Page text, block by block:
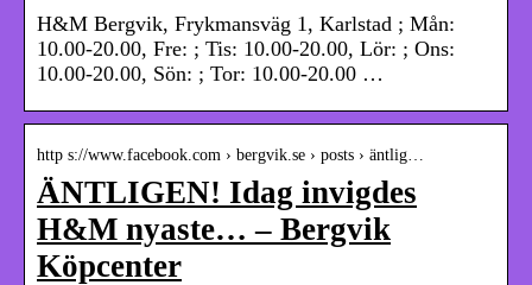
H&M Bergvik, Frykmansväg 1, Karlstad ; Mån:
10.00-20.00, Fre: ; Tis: 10.00-20.00, Lör: ; Ons:
10.00-20.00, Sön: ; Tor: 10.00-20.00 …
http s://www.facebook.com › bergvik.se › posts › äntlig…
ÄNTLIGEN! Idag invigdes
H&M nyaste… – Bergvik
Köpcenter